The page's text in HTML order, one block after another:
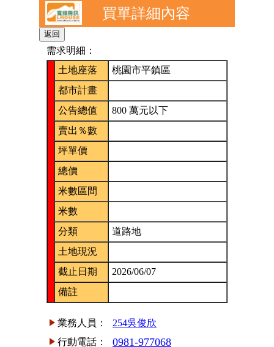
買單詳細內容
需求明細：
土地座落
桃園市平鎮區
都市計畫
公告總值
800 萬元以下
賣出％數
坪單價
總價
米數區間
米數
分類
道路地
土地現況
截止日期
2026/06/07
備註
業務人員：
254吳俊欣
行動電話：
0981-977068